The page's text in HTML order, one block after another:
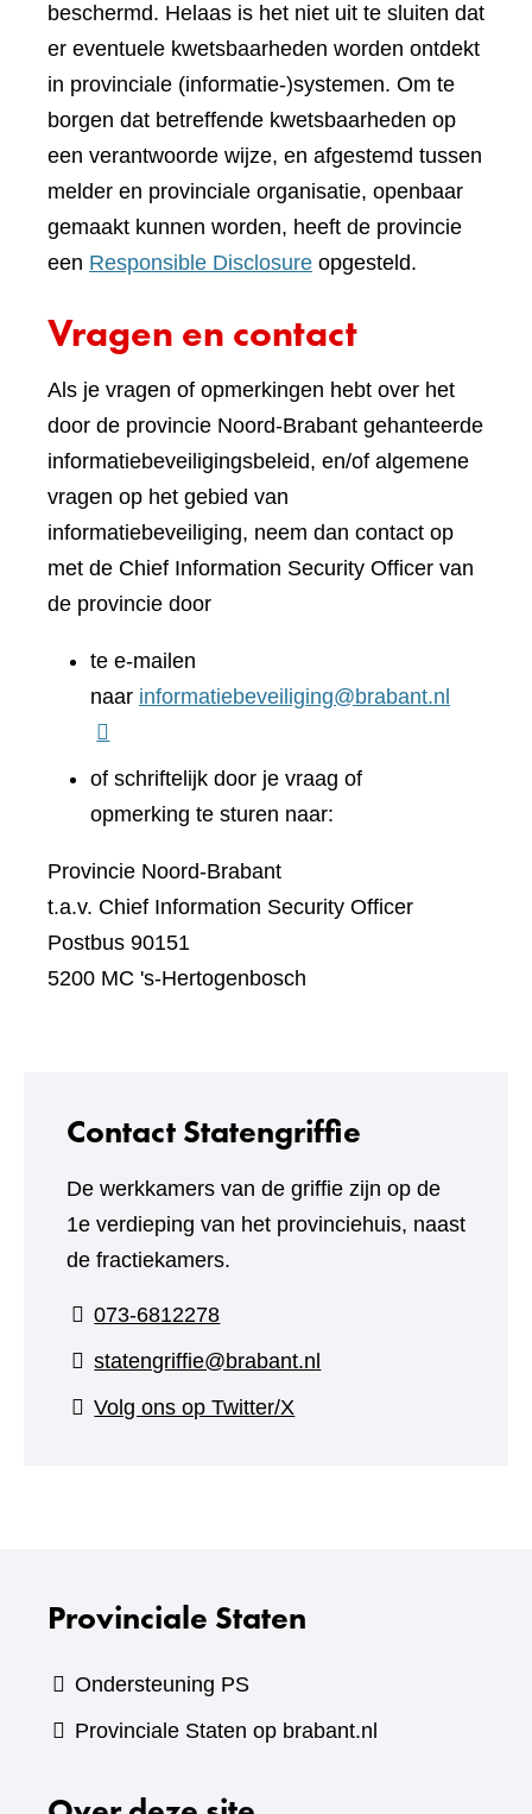
beschermd. Helaas is het niet uit te sluiten dat
er eventuele kwetsbaarheden worden ontdekt
in provinciale (informatie-)systemen. Om te
borgen dat betreffende kwetsbaarheden op
een verantwoorde wijze, en afgestemd tussen
melder en provinciale organisatie, openbaar
gemaakt kunnen worden, heeft de provincie
een Responsible Disclosure opgesteld.
Vragen en contact
Als je vragen of opmerkingen hebt over het
door de provincie Noord-Brabant gehanteerde
informatiebeveiligingsbeleid, en/of algemene
vragen op het gebied van
informatiebeveiliging, neem dan contact op
met de Chief Information Security Officer van
de provincie door
te e-mailen
naar informatiebeveiliging@brabant.nl
of schriftelijk door je vraag of
opmerking te sturen naar:
Provincie Noord-Brabant
t.a.v. Chief Information Security Officer
Postbus 90151
5200 MC 's-Hertogenbosch
Contact Statengriffie
De werkkamers van de griffie zijn op de
1e verdieping van het provinciehuis, naast
de fractiekamers.
073-6812278
statengriffie@brabant.nl
Volg ons op Twitter/X
Provinciale Staten
Ondersteuning PS
Provinciale Staten op brabant.nl